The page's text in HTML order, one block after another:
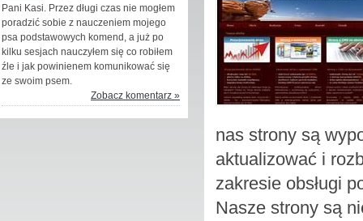
nas strony są
aktualizować i
zakresie obsługi
Nasze strony są
Pani Kasi. Przez długi czas nie mogłem
poradzić sobie z nauczeniem mojego
psa podstawowych komend, a już po
kilku sesjach nauczyłem się co robiłem
źle i jak powinienem komunikować się
ze swoim psem.
Zobacz komentarz »